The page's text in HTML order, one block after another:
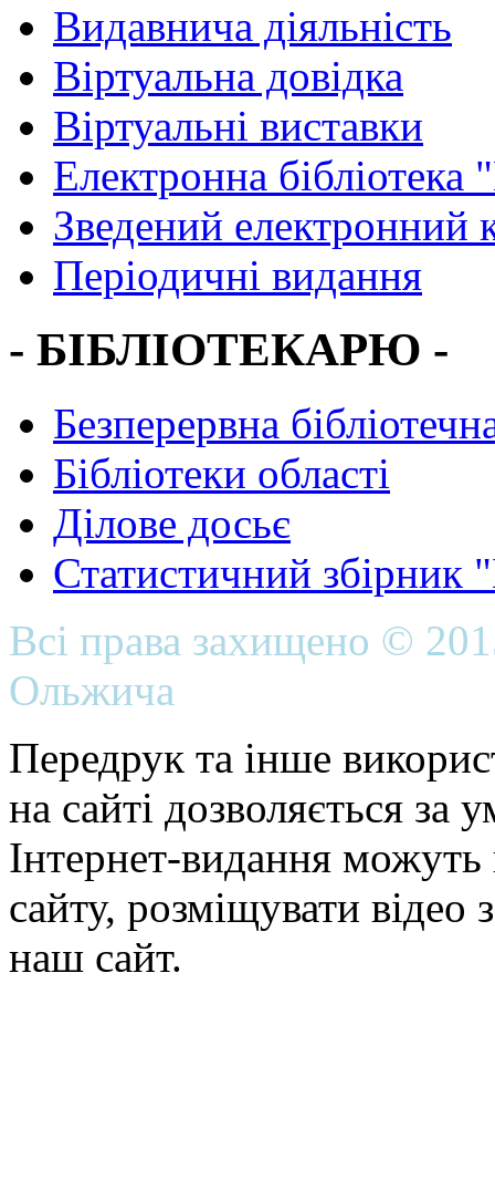
Видавнича діяльність
Віртуальна довідка
Віртуальні виставки
Електронна
Зведений електронний
Періодичні видання
- БІБЛІОТЕКАРЮ -
Безперервна
Бібліотеки області
Ділове досьє
Статистичний
Всі права захищено ©
Ольжича
Передрук та інше
на сайті дозволяється
Інтернет-видання можуть
сайту, розміщувати відео
наш сайт.